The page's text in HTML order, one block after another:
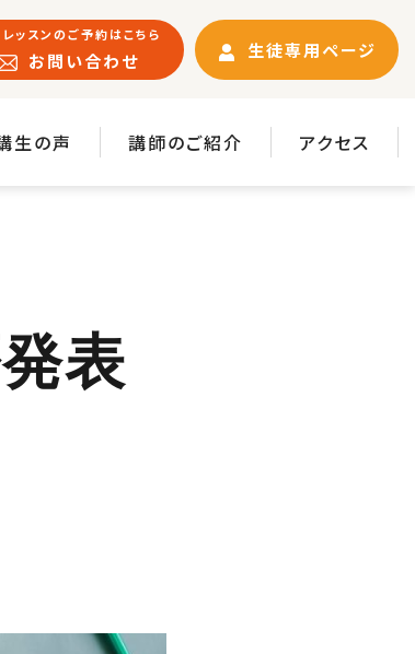
ッスンのご予約はこちら
お問い合わせ 生徒専用ページ
生の声 講師のご紹介 アクセス
表